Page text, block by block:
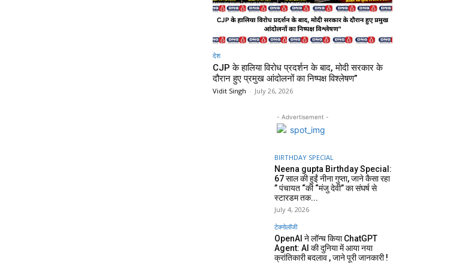
देश
CJP के हालिया विरोध प्रदर्शन के बाद, मोदी सरकार के
दौरान हुए प्रमुख आंदोलनों का निष्पक्ष विश्लेषण”
Vidit Singh - July 26, 2026
- Advertisement -
BIRTHDAY SPECIAL
Neena gupta Birthday Special:
67 साल की हुईं नीना गुप्ता, जाने कैसा रहा
” पंचायत “की “मंजु देवी” का संघर्ष से
स्टारडम तक...
July 4, 2026
टेक्नोलॉजी
OpenAI ने लॉन्च किया ChatGPT
Agent: AI की दुनिया में आया नया
क्रांतिकारी बदलाव , जाने पूरी जानकारी !